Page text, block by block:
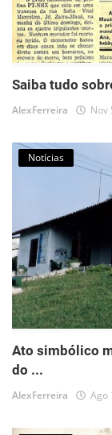
Saiba tudo
AlexFerreira Nov
Notícias
Ato simbólico
do ...
AlexFerreira Ago